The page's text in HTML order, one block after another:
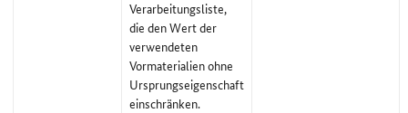
Verarbeitungsliste,
die den Wert der
verwendeten
Vormaterialien ohne
Ursprungseigenschaft
einschränken.